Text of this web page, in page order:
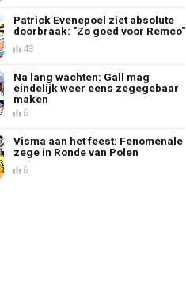
Patrick Evenepoel ziet absolute
doorbraak: "Zo goed voor Remco"
43
Na lang wachten: Gall mag
eindelijk weer eens zegegebaar
maken
6
Visma aan het feest: Fenomenale
zege in Ronde van Polen
6